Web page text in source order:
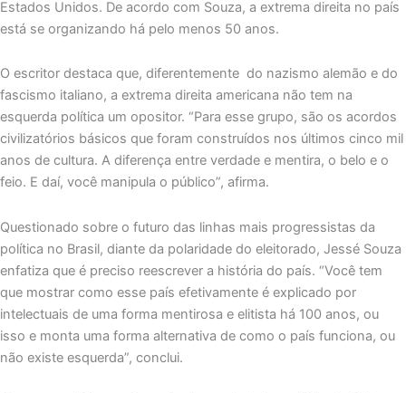
Estados Unidos. De acordo com Souza, a extrema direita no país
está se organizando há pelo menos 50 anos.
O escritor destaca que, diferentemente do nazismo alemão e do
fascismo italiano, a extrema direita americana não tem na
esquerda política um opositor. “Para esse grupo, são os acordos
civilizatórios básicos que foram construídos nos últimos cinco mil
anos de cultura. A diferença entre verdade e mentira, o belo e o
feio. E daí, você manipula o público”, afirma.
Questionado sobre o futuro das linhas mais progressistas da
política no Brasil, diante da polaridade do eleitorado, Jessé Souza
enfatiza que é preciso reescrever a história do país. “Você tem
que mostrar como esse país efetivamente é explicado por
intelectuais de uma forma mentirosa e elitista há 100 anos, ou
isso e monta uma forma alternativa de como o país funciona, ou
não existe esquerda”, conclui.